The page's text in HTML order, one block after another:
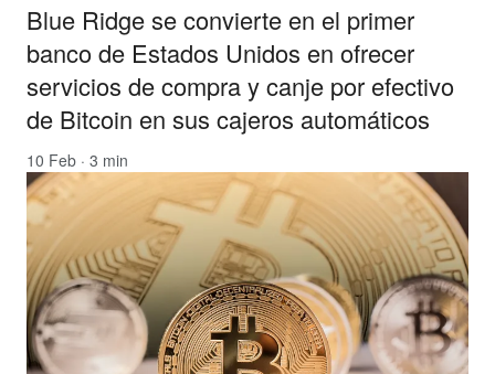
Blue Ridge se convierte en el primer
banco de Estados Unidos en ofrecer
servicios de compra y canje por efectivo
de Bitcoin en sus cajeros automáticos
10 Feb · 3 min